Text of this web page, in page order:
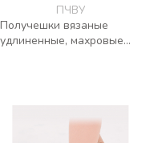
ПЧВУ
Получешки вязаные
удлиненные, махровые